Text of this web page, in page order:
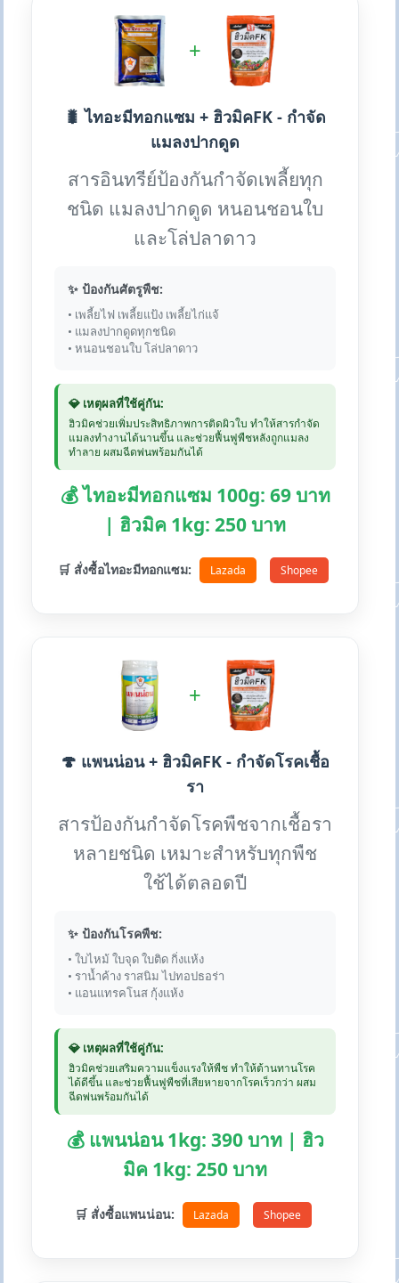
+
🐛 ไทอะมีทอกแซม + ฮิวมิคFK - กำจัด
แมลงปากดูด
สารอินทรีย์ป้องกันกำจัดเพลี้ยทุก
ชนิด แมลงปากดูด หนอนชอนใบ
และโล่ปลาดาว
✨ ป้องกันศัตรูพืช:
• เพลี้ยไฟ เพลี้ยแป้ง เพลี้ยไก่แจ้
• แมลงปากดูดทุกชนิด
• หนอนชอนใบ โล่ปลาดาว
💎 เหตุผลที่ใช้คู่กัน:
ฮิวมิคช่วยเพิ่มประสิทธิภาพการติดผิวใบ ทำให้สารกำจัด
แมลงทำงานได้นานขึ้น และช่วยฟื้นฟูพืชหลังถูกแมลง
ทำลาย ผสมฉีดพ่นพร้อมกันได้
💰 ไทอะมีทอกแซม 100g: 69 บาท
| ฮิวมิค 1kg: 250 บาท
🛒 สั่งซื้อไทอะมีทอกแซม: Lazada Shopee
+
🍄 แพนน่อน + ฮิวมิคFK - กำจัดโรคเชื้อ
รา
สารป้องกันกำจัดโรคพืชจากเชื้อรา
หลายชนิด เหมาะสำหรับทุกพืช
ใช้ได้ตลอดปี
✨ ป้องกันโรคพืช:
• ใบไหม้ ใบจุด ใบติด กิ่งแห้ง
• ราน้ำค้าง ราสนิม ไปทอปธอร่า
• แอนแทรคโนส กุ้งแห้ง
💎 เหตุผลที่ใช้คู่กัน:
ฮิวมิคช่วยเสริมความแข็งแรงให้พืช ทำให้ต้านทานโรค
ได้ดีขึ้น และช่วยฟื้นฟูพืชที่เสียหายจากโรคเร็วกว่า ผสม
ฉีดพ่นพร้อมกันได้
💰 แพนน่อน 1kg: 390 บาท | ฮิว
มิค 1kg: 250 บาท
🛒 สั่งซื้อแพนน่อน: Lazada Shopee